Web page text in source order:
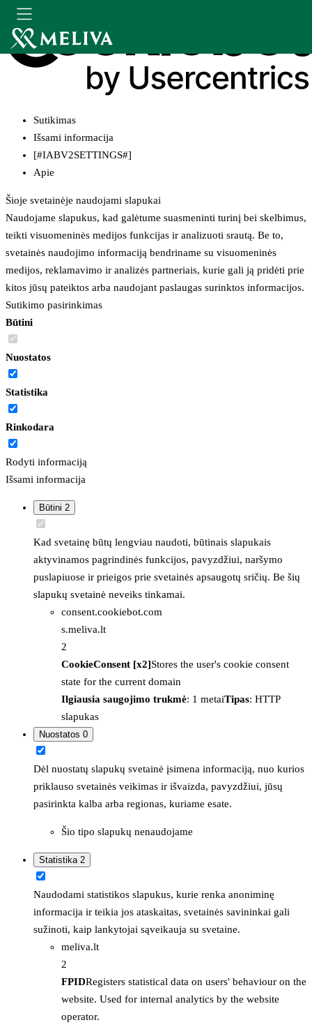
Sutikimas
Išsami informacija
[#IABV2SETTINGS#]
Apie
Šioje svetainėje naudojami slapukai
Naudojame slapukus, kad galėtume suasmeninti turinį bei skelbimus,
teikti visuomeninės medijos funkcijas ir analizuoti srautą. Be to,
svetainės naudojimo informaciją bendriname su visuomeninės
medijos, reklamavimo ir analizės partneriais, kurie gali ją pridėti prie
kitos jūsų pateiktos arba naudojant paslaugas surinktos informacijos.
Sutikimo pasirinkimas
Būtini
Nuostatos
Statistika
Rinkodara
Rodyti informaciją
Išsami informacija
Būtini 2
Kad svetainę būtų lengviau naudoti, būtinais slapukais
aktyvinamos pagrindinės funkcijos, pavyzdžiui, naršymo
puslapiuose ir prieigos prie svetainės apsaugotų sričių. Be šių
slapukų svetainė neveiks tinkamai.
consent.cookiebot.com
s.meliva.lt
2
CookieConsent [x2]Stores the user's cookie consent
state for the current domain
Ilgiausia saugojimo trukmė: 1 metaiTipas: HTTP
slapukas
Nuostatos 0
Dėl nuostatų slapukų svetainė įsimena informaciją, nuo kurios
priklauso svetainės veikimas ir išvaizda, pavyzdžiui, jūsų
pasirinkta kalba arba regionas, kuriame esate.
Šio tipo slapukų nenaudojame
Statistika 2
Naudodami statistikos slapukus, kurie renka anoniminę
informacija ir teikia jos ataskaitas, svetainės savininkai gali
sužinoti, kaip lankytojai sąveikauja su svetaine.
meliva.lt
2
FPIDRegisters statistical data on users' behaviour on the
website. Used for internal analytics by the website
operator.